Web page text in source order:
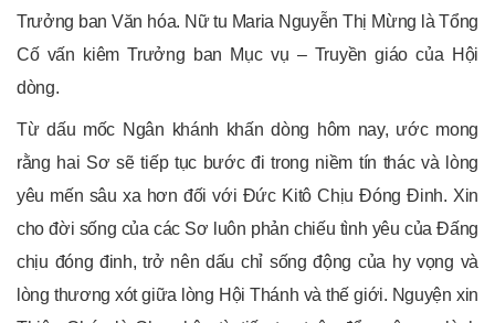
Trưởng ban Văn hóa. Nữ tu Maria Nguyễn Thị Mừng là Tổng
Cố vấn kiêm Trưởng ban Mục vụ – Truyền giáo của Hội
dòng.
Từ dấu mốc Ngân khánh khấn dòng hôm nay, ước mong
rằng hai Sơ sẽ tiếp tục bước đi trong niềm tín thác và lòng
yêu mến sâu xa hơn đối với Đức Kitô Chịu Đóng Đinh. Xin
cho đời sống của các Sơ luôn phản chiếu tình yêu của Đấng
chịu đóng đinh, trở nên dấu chỉ sống động của hy vọng và
lòng thương xót giữa lòng Hội Thánh và thế giới. Nguyện xin